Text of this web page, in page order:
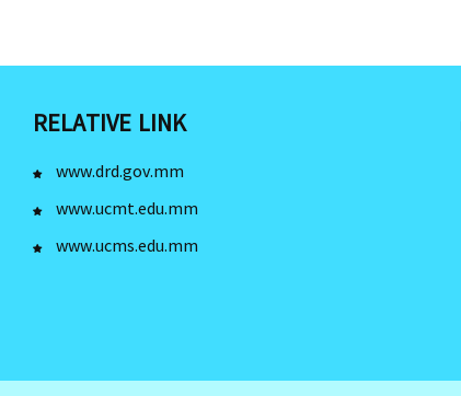
RELATIVE LINK
www.drd.gov.mm
www.ucmt.edu.mm
www.ucms.edu.mm